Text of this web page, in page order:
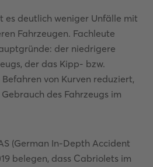
es deutlich weniger Unfälle mit
Fahrzeugen. Fachleute
der niedrigere
der das Kipp- bzw.
von Kurven reduziert,
des Fahrzeugs im
(German In-Depth Accident
belegen, dass Cabriolets im